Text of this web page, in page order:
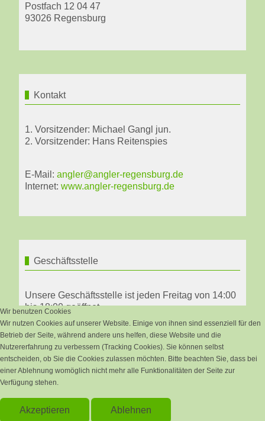
Postfach 12 04 47
93026 Regensburg
Kontakt
1. Vorsitzender: Michael Gangl jun.
2. Vorsitzender: Hans Reitenspies
E-Mail: angler@angler-regensburg.de
Internet: www.angler-regensburg.de
Geschäftsstelle
Unsere Geschäftsstelle ist jeden Freitag von 14:00
bis 18:00 geöffnet.
Michael Gangl sen.
Anglerbund Regensburg
Tel: +49 160 90590430
© Anglerbund Regensburg 2026, Erstellt von
Wir benutzen Cookies
Wir nutzen Cookies auf unserer Website. Einige von ihnen sind essenziell für den
Betrieb der Seite, während andere uns helfen, diese Website und die
Nutzererfahrung zu verbessern (Tracking Cookies). Sie können selbst
entscheiden, ob Sie die Cookies zulassen möchten. Bitte beachten Sie, dass bei
einer Ablehnung womöglich nicht mehr alle Funktionalitäten der Seite zur
Verfügung stehen.
Akzeptieren Ablehnen